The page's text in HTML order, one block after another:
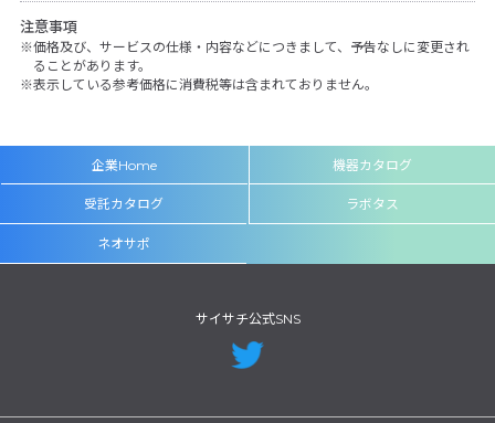
注意事項
価格及び、サービスの仕様・内容などにつきまして、予告なしに変更され
ることがあります。
表示している参考価格に消費税等は含まれておりません。
企業Home 機器カタログ
受託カタログ ラボタス
ネオサポ
サイサチ公式SNS